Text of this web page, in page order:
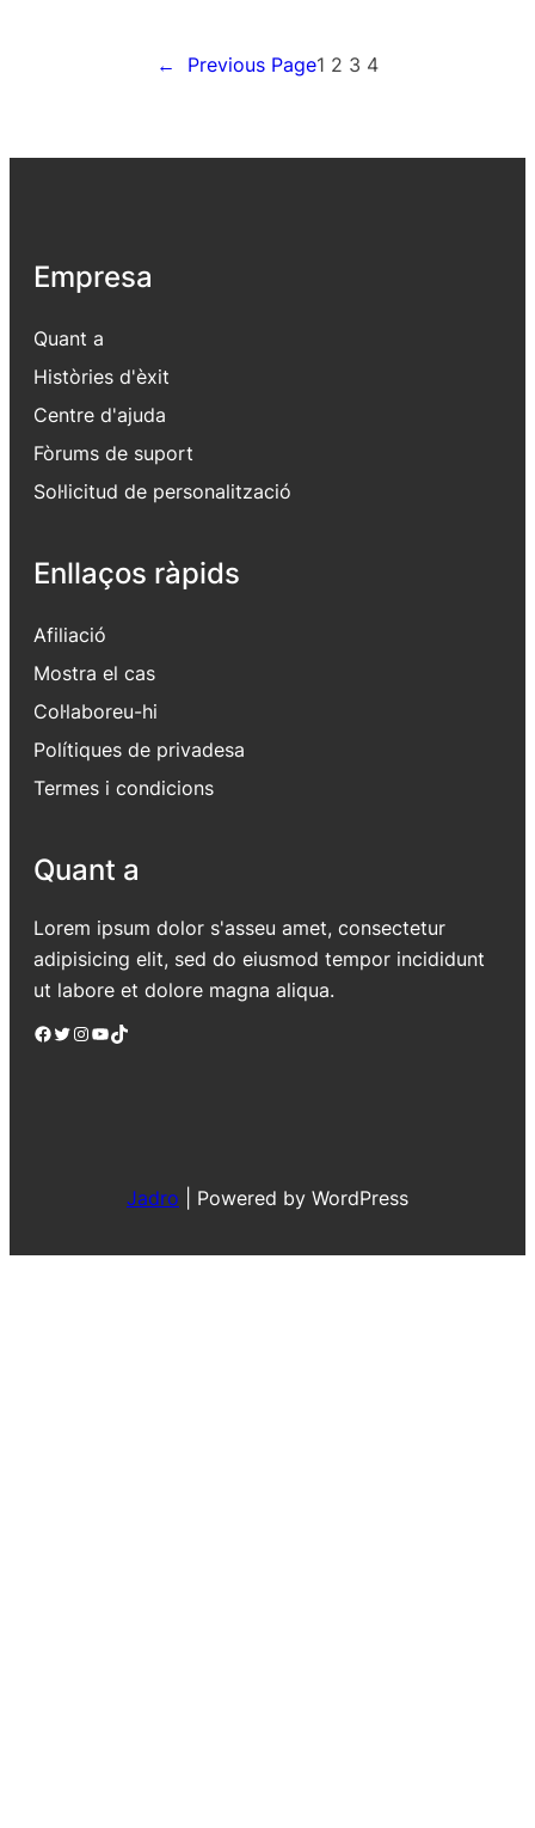
← Previous Page1 2 3 4
Empresa
Quant a
Històries d'èxit
Centre d'ajuda
Fòrums de suport
Sol·licitud de personalització
Enllaços ràpids
Afiliació
Mostra el cas
Col·laboreu-hi
Polítiques de privadesa
Termes i condicions
Quant a
Lorem ipsum dolor s'asseu amet, consectetur
adipisicing elit, sed do eiusmod tempor incididunt
ut labore et dolore magna aliqua.
Facebook Twitter Instagram YouTube TikTok
Jadro Powered by WordPress